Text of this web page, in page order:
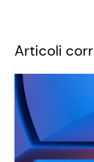
Articoli